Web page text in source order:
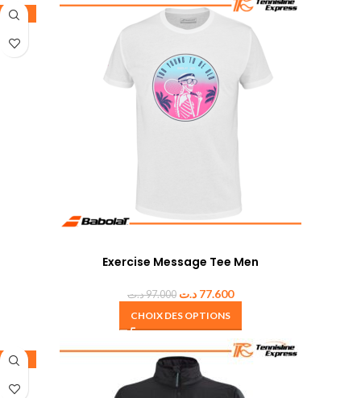
-20%
Exercise Message Tee Men
97.000د.ت 77.600 د.ت
CHOIX DES OPTIONS
-30%